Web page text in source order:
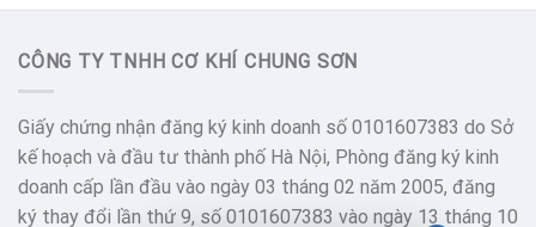
CÔNG TY TNHH CƠ KHÍ CHUNG SƠN
Giấy chứng nhận đăng ký kinh doanh số 0101607383 do Sở
kế hoạch và đầu tư thành phố Hà Nội, Phòng đăng ký kinh
doanh cấp lần đầu vào ngày 03 tháng 02 năm 2005, đăng
ký thay đổi lần thứ 9, số 0101607383 vào ngày 13 tháng 10